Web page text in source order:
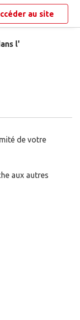
au site
l'
de votre
aux autres